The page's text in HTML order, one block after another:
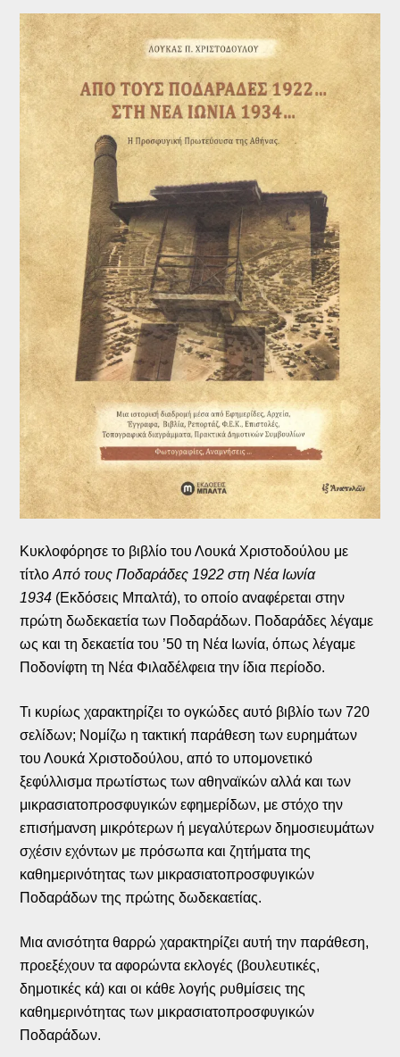
Κυκλοφόρησε το βιβλίο του Λουκά Χριστοδούλου με
τίτλοΑπό τους Ποδαράδες 1922 στη Νέα Ιωνία
1934 (Εκδόσεις Μπαλτά), το οποίο αναφέρεται στην
πρώτη δωδεκαετία των Ποδαράδων. Ποδαράδες λέγαμε
ως και τη δεκαετία του ’50 τη Νέα Ιωνία, όπως λέγαμε
Ποδονίφτη τη Νέα Φιλαδέλφεια την ίδια περίοδο.
Τι κυρίως χαρακτηρίζει το ογκώδες αυτό βιβλίο των 720
σελίδων; Νομίζω η τακτική παράθεση των ευρημάτων
του Λουκά Χριστοδούλου, από το υπομονετικό
ξεφύλλισμα πρωτίστως των αθηναϊκών αλλά και των
μικρασιατοπροσφυγικών εφημερίδων, με στόχο την
επισήμανση μικρότερων ή μεγαλύτερων δημοσιευμάτων
σχέσιν εχόντων με πρόσωπα και ζητήματα της
καθημερινότητας των μικρασιατοπροσφυγικών
Ποδαράδων της πρώτης δωδεκαετίας.
Μια ανισότητα θαρρώ χαρακτηρίζει αυτή την παράθεση,
προεξέχουν τα αφορώντα εκλογές (βουλευτικές,
δημοτικές κά) και οι κάθε λογής ρυθμίσεις της
καθημερινότητας των μικρασιατοπροσφυγικών
Ποδαράδων.